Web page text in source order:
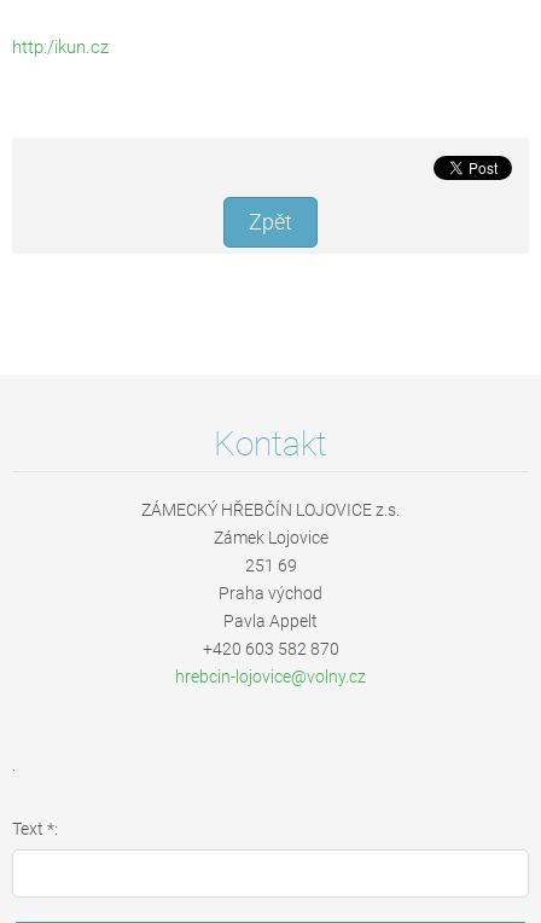
http:/ikun.cz
Zpět
Kontakt
ZÁMECKÝ HŘEBČÍN LOJOVICE z.s.
Zámek Lojovice
251 69
Praha východ
Pavla Appelt
+420 603 582 870
hrebcin-lojovice@volny.cz
Text *: